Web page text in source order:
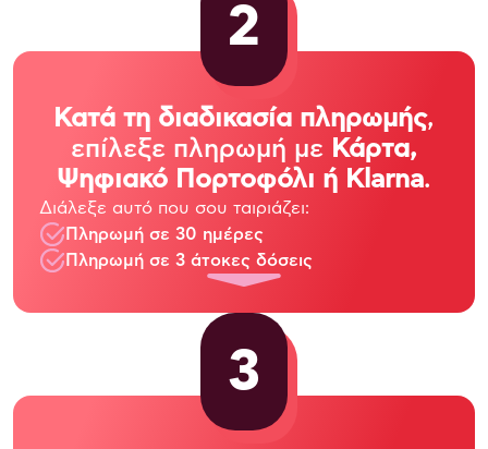
2
Κατά τη διαδικασία πληρωμής,
επίλεξε πληρωμή με Κάρτα,
Ψηφιακό Πορτοφόλι ή Klarna.
Διάλεξε αυτό που σου ταιριάζει:
Πληρωμή σε 30 ημέρες
Πληρωμή σε 3 άτοκες δόσεις
3